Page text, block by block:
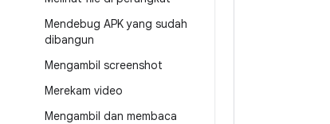
Mendebug APK yang sudah
dibangun
Mengambil screenshot
Merekam video
Mengambil dan membaca